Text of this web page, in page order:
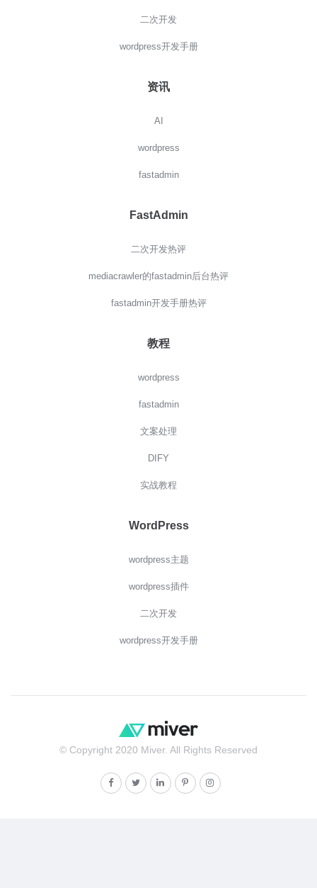
二次开发
wordpress开发手册
资讯
AI
wordpress
fastadmin
FastAdmin
二次开发热评
mediacrawler的fastadmin后台热评
fastadmin开发手册热评
教程
wordpress
fastadmin
文案处理
DIFY
实战教程
WordPress
wordpress主题
wordpress插件
二次开发
wordpress开发手册
© Copyright 2020 Miver. All Rights Reserved